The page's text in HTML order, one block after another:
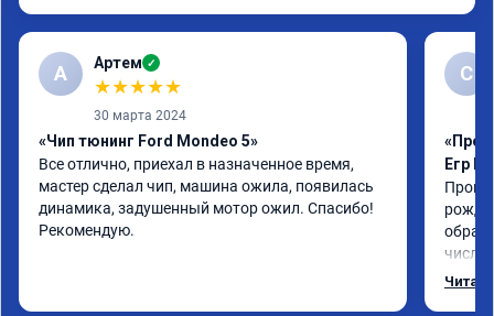
А Артем ✓
★★★★★
30 марта 2024
«Чип тюнинг Ford Mondeo 5»
Все отлично, приехал в назначенное время,
мастер сделал чип, машина ожила, появилась
динамика, задушенный мотор ожил. Спасибо!
Рекомендую.
С
Егр
важно